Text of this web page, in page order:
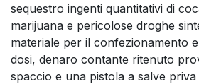
sequestro ingenti quantitativi di
marijuana e pericolose droghe
materiale per il confezionamento
dosi, denaro contante ritenuto
spaccio e una pistola a salve